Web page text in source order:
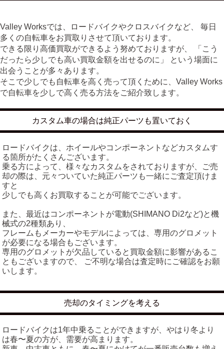
Valley Worksでは、ロードバイクやクロスバイクなど、 毎日
多くの自転車をお買取りさせて頂いております。
できる限り高価買取ができるよう努めておりますが、 「こう
だったら少しでも高い買取金額を出せるのに」 という場面に
出会うことが多々あります。
そこで少しでも自転車を高く売って頂くために、Valley Works
で自転車を少しで高く売る方法をご紹介致します。
カスタム車の場合は純正パーツも置いておく
ロードバイクは、ホイールやコンポーネントなどカスタムす
る箇所がたくさんございます。
乗る方によって、様々なカスタムをされておりますが、ご売
却の際は、元々ついていた純正パーツも一緒にご査定頂けま
すと
少しでも高くお買取することが可能でございます。
また、最近はコンポーネントが電動(SHIMANO Di2など)と機
械式の2種類あり、
フレームもメーカーやモデルによっては、専用のグロメット
が必要になる場合もございます。
専用のグロメットが欠品していると買取金額に影響があるこ
ともございますので、 ご不明な場合は査定時にご確認をお願
いします。
売却のタイミングを考える
ロードバイクは1年中乗ることができますが、やはり冬より
は春〜夏の方が、需要が高まります。